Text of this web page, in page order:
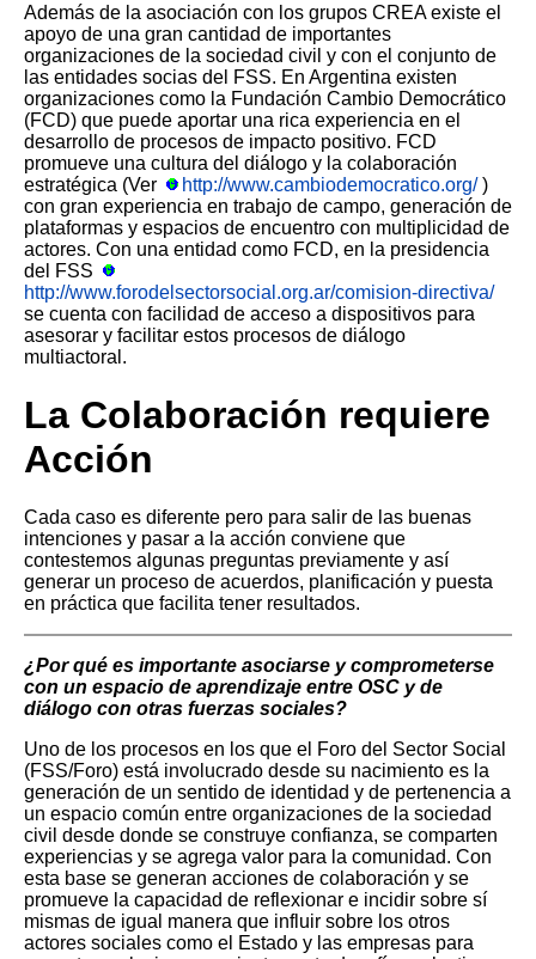
Además de la asociación con los grupos CREA existe el
apoyo de una gran cantidad de importantes
organizaciones de la sociedad civil y con el conjunto de
las entidades socias del FSS. En Argentina existen
organizaciones como la Fundación Cambio Democrático
(FCD) que puede aportar una rica experiencia en el
desarrollo de procesos de impacto positivo. FCD
promueve una cultura del diálogo y la colaboración
estratégica (Ver
http://www.cambiodemocratico.org/)
con gran experiencia en trabajo de campo, generación de
plataformas y espacios de encuentro con multiplicidad de
actores. Con una entidad como FCD, en la presidencia
del FSS
http://www.forodelsectorsocial.org.ar/comision-directiva/
se cuenta con facilidad de acceso a dispositivos para
asesorar y facilitar estos procesos de diálogo
multiactoral.
La Colaboración requiere
Acción
Cada caso es diferente pero para salir de las buenas
intenciones y pasar a la acción conviene que
contestemos algunas preguntas previamente y así
generar un proceso de acuerdos, planificación y puesta
en práctica que facilita tener resultados.
¿Por qué es importante asociarse y comprometerse
con un espacio de aprendizaje entre OSC y de
diálogo con otras fuerzas sociales?
Uno de los procesos en los que el Foro del Sector Social
(FSS/Foro) está involucrado desde su nacimiento es la
generación de un sentido de identidad y de pertenencia a
un espacio común entre organizaciones de la sociedad
civil desde donde se construye confianza, se comparten
experiencias y se agrega valor para la comunidad. Con
esta base se generan acciones de colaboración y se
promueve la capacidad de reflexionar e incidir sobre sí
mismas de igual manera que influir sobre los otros
actores sociales como el Estado y las empresas para